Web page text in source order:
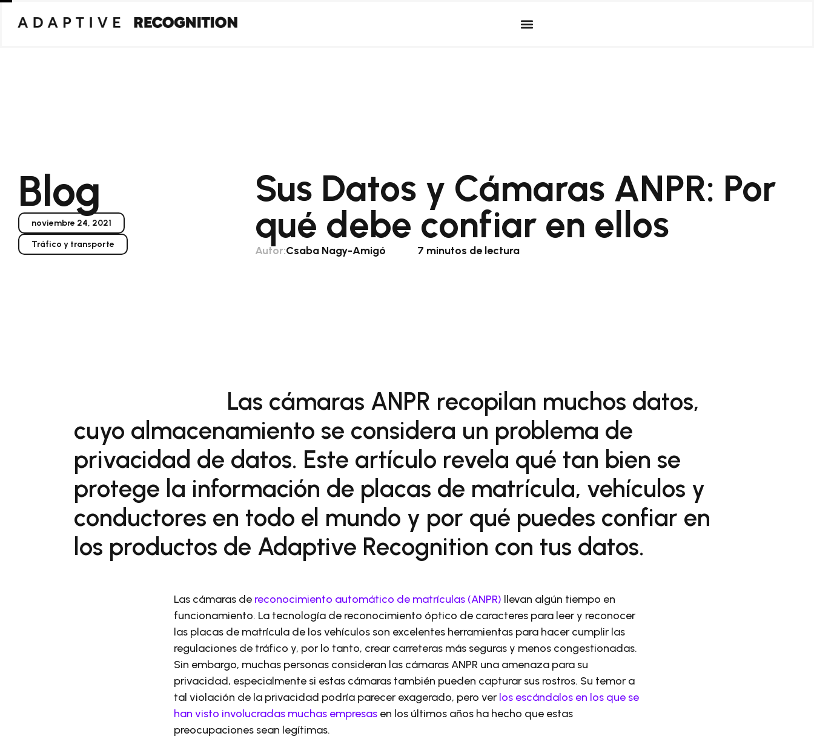
Blog
noviembre 24, 2021
Tráfico y transporte
Sus Datos y Cámaras ANPR: Por
qué debe confiar en ellos
Autor:Csaba Nagy-Amigó 7 minutos de lectura
Las cámaras ANPR recopilan muchos datos,
cuyo almacenamiento se considera un problema de
privacidad de datos. Este artículo revela qué tan bien se
protege la información de placas de matrícula, vehículos y
conductores en todo el mundo y por qué puedes confiar en
los productos de Adaptive Recognition con tus datos.
Las cámaras de reconocimiento automático de matrículas (ANPR) llevan algún tiempo en
funcionamiento. La tecnología de reconocimiento óptico de caracteres para leer y reconocer
las placas de matrícula de los vehículos son excelentes herramientas para hacer cumplir las
regulaciones de tráfico y, por lo tanto, crear carreteras más seguras y menos congestionadas.
Sin embargo, muchas personas consideran las cámaras ANPR una amenaza para su
privacidad, especialmente si estas cámaras también pueden capturar sus rostros. Su temor a
tal violación de la privacidad podría parecer exagerado, pero ver los escándalos en los que se
han visto involucradas muchas empresas en los últimos años ha hecho que estas
preocupaciones sean legítimas.